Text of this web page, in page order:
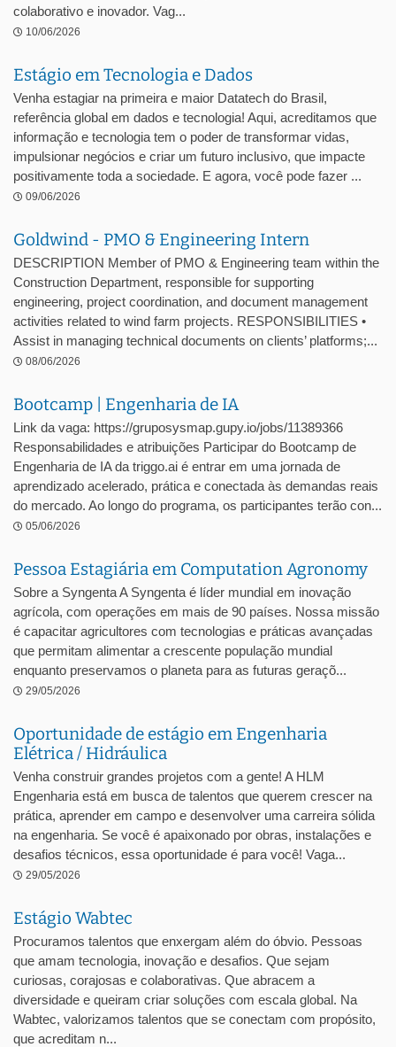
colaborativo e inovador. Vag...
10/06/2026
Estágio em Tecnologia e Dados
Venha estagiar na primeira e maior Datatech do Brasil,
referência global em dados e tecnologia! Aqui, acreditamos que
informação e tecnologia tem o poder de transformar vidas,
impulsionar negócios e criar um futuro inclusivo, que impacte
positivamente toda a sociedade. E agora, você pode fazer ...
09/06/2026
Goldwind - PMO & Engineering Intern
DESCRIPTION Member of PMO & Engineering team within the
Construction Department, responsible for supporting
engineering, project coordination, and document management
activities related to wind farm projects. RESPONSIBILITIES •
Assist in managing technical documents on clients’ platforms;...
08/06/2026
Bootcamp | Engenharia de IA
Link da vaga: https://gruposysmap.gupy.io/jobs/11389366
Responsabilidades e atribuições Participar do Bootcamp de
Engenharia de IA da triggo.ai é entrar em uma jornada de
aprendizado acelerado, prática e conectada às demandas reais
do mercado. Ao longo do programa, os participantes terão con...
05/06/2026
Pessoa Estagiária em Computation Agronomy
Sobre a Syngenta A Syngenta é líder mundial em inovação
agrícola, com operações em mais de 90 países. Nossa missão
é capacitar agricultores com tecnologias e práticas avançadas
que permitam alimentar a crescente população mundial
enquanto preservamos o planeta para as futuras geraçõ...
29/05/2026
Oportunidade de estágio em Engenharia
Elétrica / Hidráulica
Venha construir grandes projetos com a gente! A HLM
Engenharia está em busca de talentos que querem crescer na
prática, aprender em campo e desenvolver uma carreira sólida
na engenharia. Se você é apaixonado por obras, instalações e
desafios técnicos, essa oportunidade é para você! Vaga...
29/05/2026
Estágio Wabtec
Procuramos talentos que enxergam além do óbvio. Pessoas
que amam tecnologia, inovação e desafios. Que sejam
curiosas, corajosas e colaborativas. Que abracem a
diversidade e queiram criar soluções com escala global. Na
Wabtec, valorizamos talentos que se conectam com propósito,
que acreditam n...